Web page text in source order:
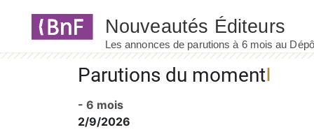
Parutions du moment
- 6 mois
2/9/2026